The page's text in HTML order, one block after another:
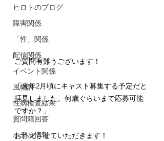
ヒロトのブログ
障害関係
「性」関係
配信関係
イベント関係
風物詩
性病検査結果
質問箱回答
ホテル情報
ご質問有難うございます！
「来年2月頃にキャスト募集する予定だと
拝見しました。何歳ぐらいまで応募可能
ですか？」
お答えさせていただきます！